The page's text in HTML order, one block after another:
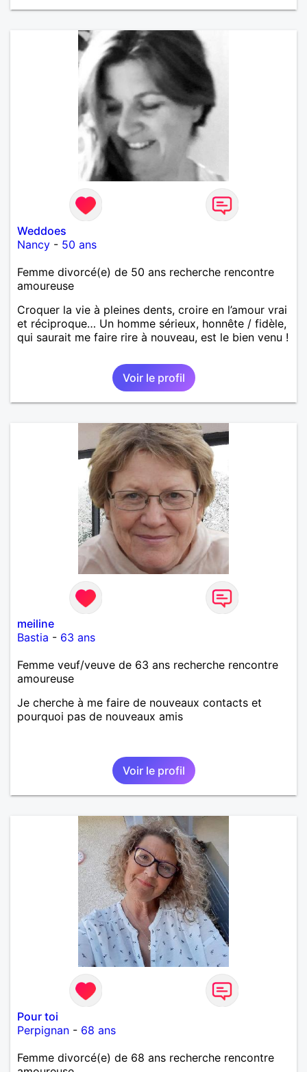
Weddoes
Nancy - 50 ans
Femme divorcé(e) de 50 ans recherche rencontre
amoureuse
Croquer la vie à pleines dents, croire en l’amour vrai
et réciproque… Un homme sérieux, honnête / fidèle,
qui saurait me faire rire à nouveau, est le bien venu !
Voir le profil
meiline
Bastia - 63 ans
Femme veuf/veuve de 63 ans recherche rencontre
amoureuse
Je cherche à me faire de nouveaux contacts et
pourquoi pas de nouveaux amis
Voir le profil
Pour toi
Perpignan - 68 ans
Femme divorcé(e) de 68 ans recherche rencontre